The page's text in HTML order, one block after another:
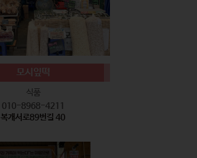
모시잎떡
식품
010-8968-4211
복개서로89번길 40